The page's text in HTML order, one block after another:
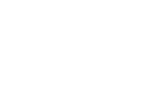
plaz dobra. Delegat Vojtech bol